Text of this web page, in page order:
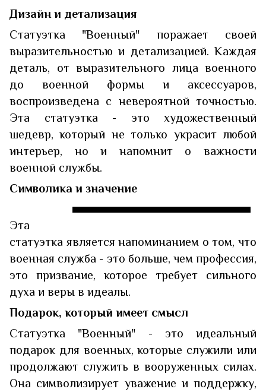
Дизайн и детализация
Статуэтка "Военный" поражает своей
выразительностью и детализацией. Каждая
деталь, от выразительного лица военного
до военной формы и аксессуаров,
воспроизведена с невероятной точностью.
Эта статуэтка - это художественный
шедевр, который не только украсит любой
интерьер, но и напомнит о важности
военной службы.
Символика и значение
Эта
статуэтка является напоминанием о том, что
военная служба - это больше, чем профессия,
это призвание, которое требует сильного
духа и веры в идеалы.
Подарок, который имеет смысл
Статуэтка "Военный" - это идеальный
подарок для военных, которые служили или
продолжают служить в вооруженных силах.
Она символизирует уважение и поддержку,